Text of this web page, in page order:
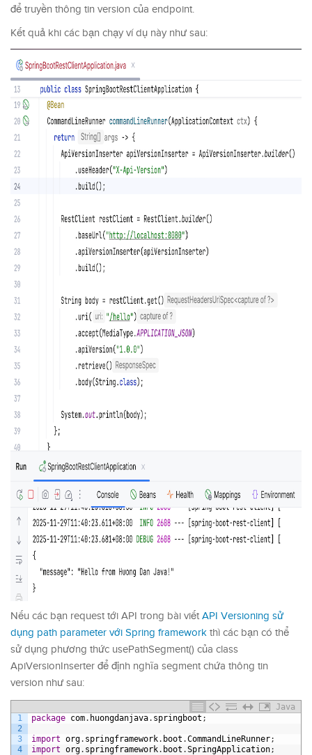
để truyền thông tin version của endpoint.
Kết quả khi các bạn chạy ví dụ này như sau:
Nếu các bạn request tới API trong bài viết API Versioning sử
dụng path parameter với Spring framework thì các bạn có thể
sử dụng phương thức usePathSegment() của class
ApiVersionInserter để định nghĩa segment chứa thông tin
version như sau:
Java
1
2
3
4
package com. huongdanjava. springboot ;
import org. springframework. boot .CommandLineRunner;
import org. springframework. boot .SpringApplication;